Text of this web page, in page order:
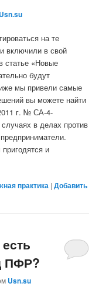
Usn.su
на те
включили в свой
статье «Новые
будут
мы привели самые
вы можете найти
г. № СА-4-
в делах против
и
практика |Добавить
ПФР?
Usn.su